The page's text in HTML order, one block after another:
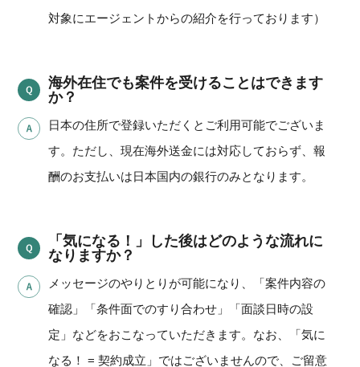
対象にエージェントからの紹介を行っております）
海外在住でも案件を受けることはできます
か？
日本の住所で登録いただくとご利用可能でございま
す。ただし、現在海外送金には対応しておらず、報
酬のお支払いは日本国内の銀行のみとなります。
「気になる！」した後はどのような流れに
なりますか？
メッセージのやりとりが可能になり、「案件内容の
確認」「条件面でのすり合わせ」「面談日時の設
定」などをおこなっていただきます。なお、「気に
なる！ = 契約成立」ではございませんので、ご留意